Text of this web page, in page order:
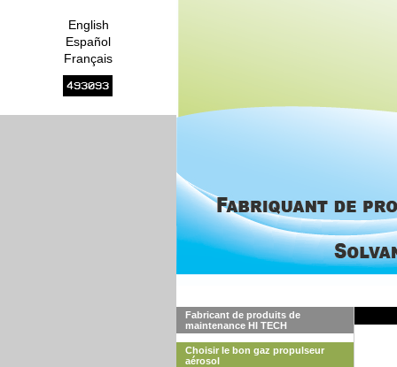
English
Español
Français
493093
Fabricant de produits de
maintenance HI TECH
Choisir le bon gaz propulseur
aérosol